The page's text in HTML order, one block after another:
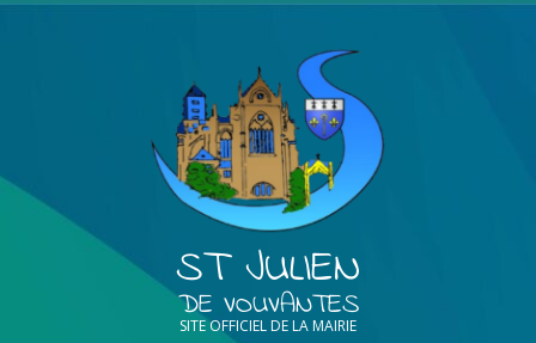
ST JULIEN
DE VOUVANTES
SITE OFFICIEL DE LA MAIRIE